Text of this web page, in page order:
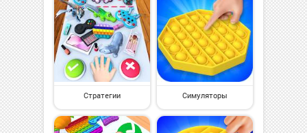
Стратегии Симуляторы